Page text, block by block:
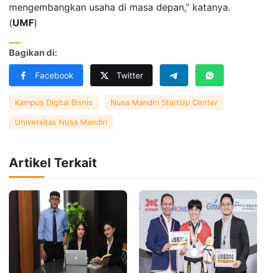
mengembangkan usaha di masa depan,” katanya.
(UMF)
Bagikan di:
Facebook Twitter
Kampus Digital Bisnis Nusa Mandiri StartUp Center
Universitas Nusa Mandiri
Artikel Terkait